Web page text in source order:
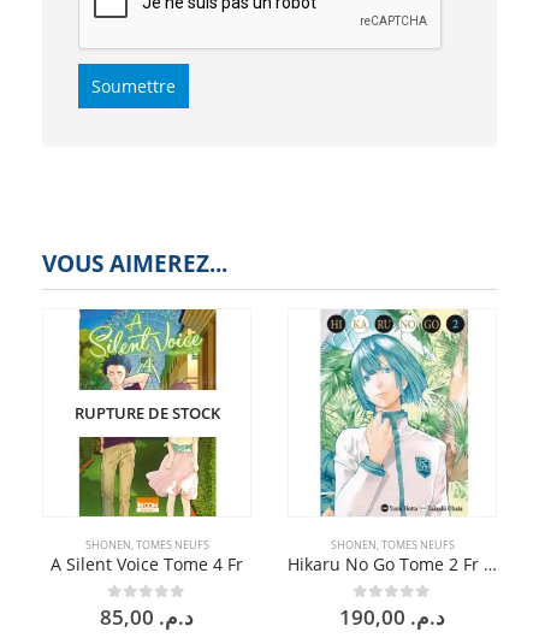
VOUS AIMEREZ...
RUPTURE DE STOCK
SHONEN,TOMES NEUFS
A Silent Voice Tome 4 Fr
0sur 5د.م.
SHONEN,TOMES NEUFS
Hikaru No Go Tome 2 Fr Edition Deluxe
0sur 5د.م.